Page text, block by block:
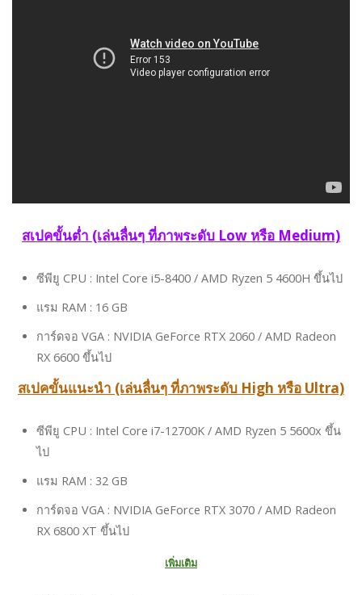
สเปคขั้นต่ำ (เล่นลื่นๆ ที่ภาพระดับ Low หรือ Medium)
ซีพียู CPU : Intel Core i5-8400 / AMD Ryzen 5 4600H ขึ้นไป
แรม RAM : 16 GB
การ์ดจอ VGA : NVIDIA GeForce RTX 2060 / AMD Radeon
RX 6600 ขึ้นไป
สเปคขั้นแนะนำ (เล่นลื่นๆ ที่ภาพระดับ High หรือ Ultra)
ซีพียู CPU : Intel Core i7-12700K / AMD Ryzen 5 5600x ขึ้น
ไป
แรม RAM : 32 GB
การ์ดจอ VGA : NVIDIA GeForce RTX 3070 / AMD Radeon
RX 6800 XT ขึ้นไป
เพิ่มเติม